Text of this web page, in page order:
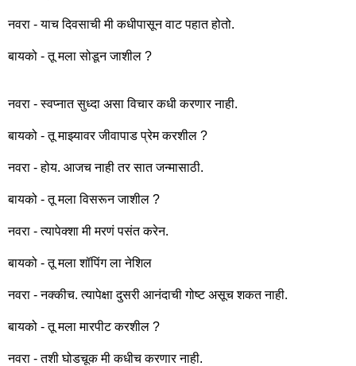
नवरा - याच दिवसाची मी कधीपासून वाट पहात होतो.
बायको - तू मला सोडून जाशील ?
नवरा - स्वप्नात सुध्दा असा विचार कधी करणार नाही.
बायको - तू माझ्यावर जीवापाड प्रेम करशील ?
नवरा - होय. आजच नाही तर सात जन्मासाठी.
बायको - तू मला विसरून जाशील ?
नवरा - त्यापेक्शा मी मरणं पसंत करेन.
बायको - तू मला शॉपिंग ला नेशिल
नवरा - नक्कीच. त्यापेक्षा दुसरी आनंदाची गोष्ट असूच शकत नाही.
बायको - तू मला मारपीट करशील ?
नवरा - तशी घोडचूक मी कधीच करणार नाही.